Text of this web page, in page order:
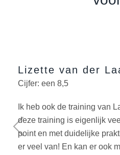
Lizette van der
Cijfer: een 8,5
Ik heb ook de training van
deze training is eigenlijk
point en met duidelijke
er veel van! En kan er ook